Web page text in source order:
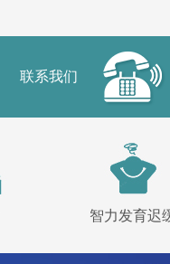
联系我们
智力发育迟